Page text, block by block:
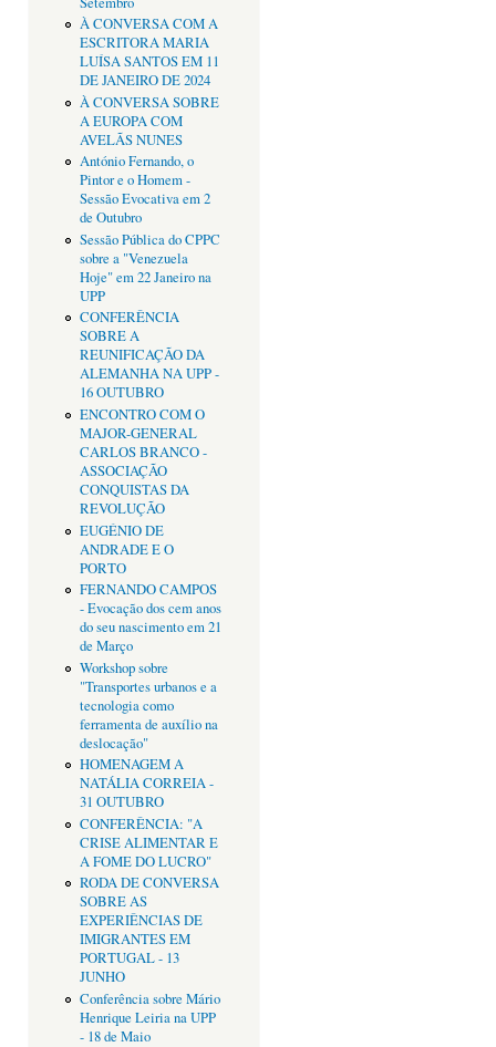
À CONVERSA COM A
ESCRITORA MARIA
LUÍSA SANTOS EM 11
DE JANEIRO DE 2024
À CONVERSA SOBRE
A EUROPA COM
AVELÃS NUNES
António Fernando, o
Pintor e o Homem -
Sessão Evocativa em 2
de Outubro
Sessão Pública do CPPC
sobre a "Venezuela
Hoje" em 22 Janeiro na
UPP
CONFERÊNCIA
SOBRE A
REUNIFICAÇÃO DA
ALEMANHA NA UPP -
16 OUTUBRO
ENCONTRO COM O
MAJOR-GENERAL
CARLOS BRANCO -
ASSOCIAÇÃO
CONQUISTAS DA
REVOLUÇÃO
EUGÉNIO DE
ANDRADE E O
PORTO
FERNANDO CAMPOS
- Evocação dos cem anos
do seu nascimento em 21
de Março
Workshop sobre
"Transportes urbanos e a
tecnologia como
ferramenta de auxílio na
deslocação"
HOMENAGEM A
NATÁLIA CORREIA -
31 OUTUBRO
CONFERÊNCIA: "A
CRISE ALIMENTAR E
A FOME DO LUCRO"
RODA DE CONVERSA
SOBRE AS
EXPERIÊNCIAS DE
IMIGRANTES EM
PORTUGAL - 13
JUNHO
Conferência sobre Mário
Henrique Leiria na UPP
- 18 de Maio